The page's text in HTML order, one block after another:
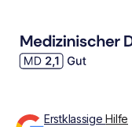
ErstklassigeHilfe